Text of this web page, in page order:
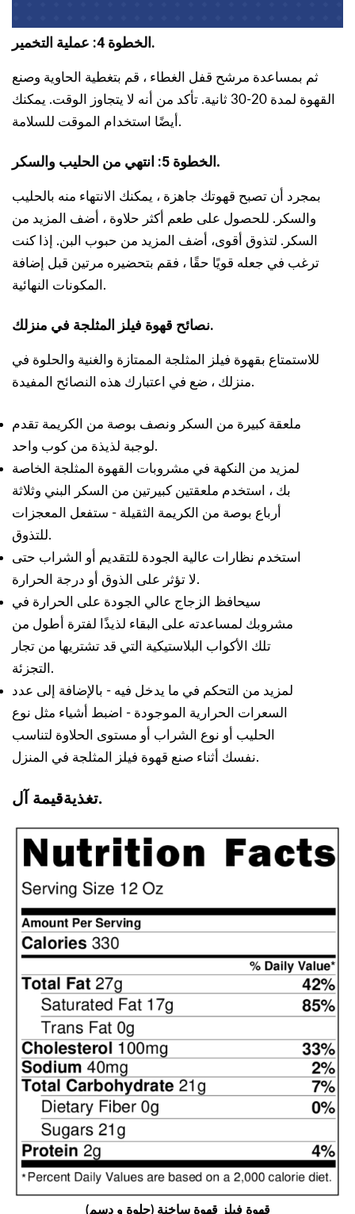
الخطوة 4: عملية التخمير.
ثم بمساعدة مرشح قفل الغطاء ، قم بتغطية الحاوية وصنع
القهوة لمدة 20-30 ثانية. تأكد من أنه لا يتجاوز الوقت. يمكنك
أيضًا استخدام الموقت للسلامة.
الخطوة 5: انتهي من الحليب والسكر.
بمجرد أن تصبح قهوتك جاهزة ، يمكنك الانتهاء منه بالحليب
والسكر. للحصول على طعم أكثر حلاوة ، أضف المزيد من
السكر. لتذوق أقوى، أضف المزيد من حبوب البن. إذا كنت
ترغب في جعله قويًا حقًا ، فقم بتحضيره مرتين قبل إضافة
المكونات النهائية.
نصائحقهوة فيلز المثلجة في منزلك.
للاستمتاع بقهوة فيلز المثلجة الممتازة والغنية والحلوة في
منزلك ، ضع في اعتبارك هذه النصائح المفيدة.
ملعقة كبيرة من السكر ونصف بوصة من الكريمة تقدم
لوجبة لذيذة من كوب واحد.
لمزيد من النكهة في مشروبات القهوة المثلجة الخاصة
بك ، استخدم ملعقتين كبيرتين من السكر البني وثلاثة
أرباع بوصة من الكريمة الثقيلة - ستفعل المعجزات
للتذوق.
استخدم نظارات عالية الجودة للتقديم أو الشراب حتى
لا تؤثر على الذوق أو درجة الحرارة.
سيحافظ الزجاج عالي الجودة على الحرارة في
مشروبك لمساعدته على البقاء لذيذًا لفترة أطول من
تلك الأكواب البلاستيكية التي قد تشتريها من تجار
التجزئة.
لمزيد من التحكم في ما يدخل فيه - بالإضافة إلى عدد
السعرات الحرارية الموجودة - اضبط أشياء مثل نوع
الحليب أو نوع الشراب أو مستوى الحلاوة لتناسب
نفسك أثناء صنع قهوة فيلز المثلجة في المنزل.
تغذيةقيمة آل.
قهوة فيلز قهوة ساخنة (حلوة و دسم)